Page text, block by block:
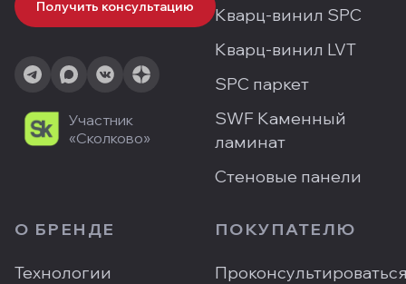
Получить консультацию
Участник
«Сколково»
Кварц-винил SPC
Кварц-винил LVT
SPC паркет
SWF Каменный
ламинат
Стеновые панели
О БРЕНДЕ
Технологии
ПОКУПАТЕЛЮ